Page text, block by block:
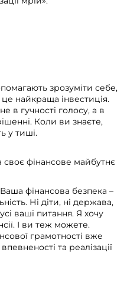
зрозуміти себе,
це найкраща інвестиція.
в гучності голосу, а в
Коли ви знаєте,
у тиші.
своє фінансове майбутнє
фінансова безпека –
Ні діти, ні держава,
ваші питання. Я хочу
І ви теж можете.
грамотності вже
та реалізації